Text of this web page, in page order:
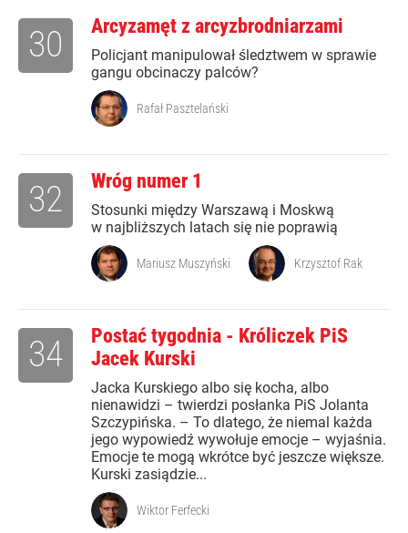
Arcyzamęt z arcyzbrodniarzami
Policjant manipulował śledztwem w sprawie
gangu obcinaczy palców?
30
Rafał Pasztelański
Wróg numer 1
Stosunki między Warszawą i Moskwą
w najbliższych latach się nie poprawią
32
Mariusz Muszyński Krzysztof Rak
Postać tygodnia - Króliczek PiS
Jacek Kurski
Jacka Kurskiego albo się kocha, albo
nienawidzi – twierdzi posłanka PiS Jolanta
Szczypińska. – To dlatego, że niemal każda
jego wypowiedź wywołuje emocje – wyjaśnia.
Emocje te mogą wkrótce być jeszcze większe.
Kurski zasiądzie...
34
Wiktor Ferfecki